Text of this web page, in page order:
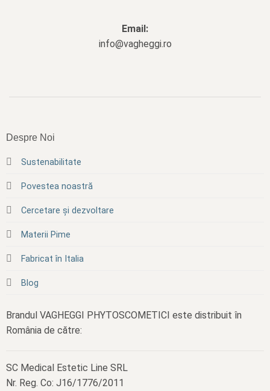
Email:
info@vagheggi.ro
Despre Noi
Sustenabilitate
Povestea noastră
Cercetare și dezvoltare
Materii Pime
Fabricat în Italia
Blog
Brandul VAGHEGGI PHYTOSCOMETICI este distribuit în
România de către:
SC Medical Estetic Line SRL
Nr. Reg. Co: J16/1776/2011